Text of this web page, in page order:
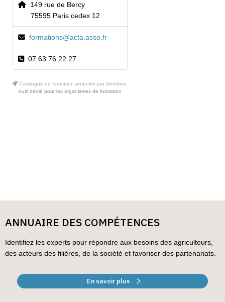
149 rue de Bercy
75595 Paris cedex 12
formations@acta.asso.fr
07 63 76 22 27
Catalogue de formation propulsé par Dendreo,
outil dédié pour les organismes de formation
ANNUAIRE DES COMPÉTENCES
Identifiez les experts pour répondre aux besoins des agriculteurs,
des acteurs des filières, de la société et favoriser des partenariats.
En savoir plus